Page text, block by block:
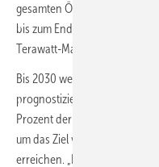
gesamten Ökostromleistung.
bis zum Ende dieses
Terawatt-Marke überschreiten
Bis 2030 werden dann etwa
prognostizieren die Analysten
Prozent der gesamten
um das Ziel von elf Terawatt
erreichen. „Das globale Ziel,